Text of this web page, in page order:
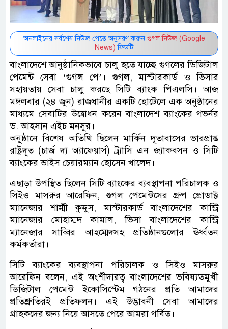
অনলাইনের সর্বশেষ নিউজ পেতে অনুসরণ করুন গুগল নিউজ (Google
News) ফিডটি
বাংলাদেশে আনুষ্ঠানিকভাবে চালু হতে যাচ্ছে গুগলের ডিজিটাল
পেমেন্ট সেবা ‘গুগল পে’। গুগল, মাস্টারকার্ড ও ভিসার
সহায়তায় সেবা চালু করছে সিটি ব্যাংক পিএলসি। আজ
মঙ্গলবার (২৪ জুন) রাজধানীর একটি হোটেলে এক অনুষ্ঠানের
মাধ্যমে সেবাটির উদ্বোধন করেন বাংলাদেশ ব্যাংকের গভর্নর
ড. আহসান এইচ মনসুর।
অনুষ্ঠানে বিশেষ অতিথি ছিলেন মার্কিন দূতাবাসের ভারপ্রাপ্ত
রাষ্ট্রদূত (চার্জ দ্য অ্যাফেয়ার্স) ট্র্যাসি এন জ্যাকবসন ও সিটি
ব্যাংকের ভাইস চেয়ারম্যান হােসেন খালেদ।
এছাড়া উপস্থিত ছিলেন সিটি ব্যাংকের ব্যবস্থাপনা পরিচালক ও
সিইও মাসরুর আরেফিন, গুগল পেমেন্টসের গ্রুপ প্রোডাক্ট
ম্যানেজার শাম্মী কুদ্দুস, মাস্টারকার্ড বাংলাদেশের কান্ট্রি
ম্যানেজার মােহাম্মদ কামাল, ভিসা বাংলাদেশের কান্ট্রি
ম্যানেজার সাব্বির আহম্মেদসহ প্রতিষ্ঠানগুলোর ঊর্ধ্বতন
কর্মকর্তারা।
সিটি ব্যাংকের ব্যবস্থাপনা পরিচালক ও সিইও মাসরুর
আরেফিন বলেন, এই অংশীদারত্ব বাংলাদেশের ভবিষ্যতমুখী
ডিজিটাল পেমেন্ট ইকোসিস্টেম গঠনের প্রতি আমাদের
প্রতিশ্রুতিরই প্রতিফলন। এই উদ্ভাবনী সেবা আমাদের
গ্রাহকদের জন্য নিয়ে আসতে পেরে আমরা গর্বিত।